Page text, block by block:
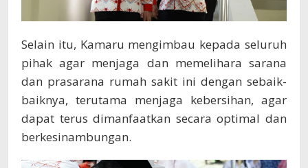
Selain itu, Kamaru mengimbau kepada seluruh
pihak agar menjaga dan memelihara sarana
dan prasarana rumah sakit ini dengan sebaik-
baiknya, terutama menjaga kebersihan, agar
dapat terus dimanfaatkan secara optimal dan
berkesinambungan.